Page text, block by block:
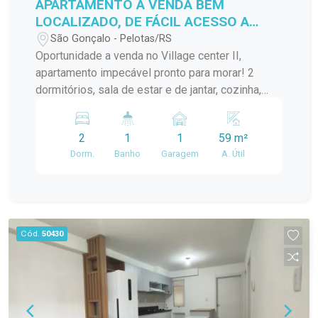
APARTAMENTO A VENDA BEM
LOCALIZADO, DE FÁCIL ACESSO A
VÁRIOS PONTOS DA CIDADE!
São Gonçalo - Pelotas/RS
Oportunidade a venda no Village center II,
apartamento impecável pronto para morar! 2
dormitórios, sala de estar e de jantar, cozinha,
quem busca praticidade no dia a dia!
2
Dorm.
1
Banho
1
Garagem
59 m²
A. Útil
Cód. 50430